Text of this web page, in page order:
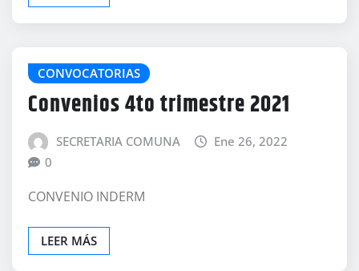
CONVOCATORIAS
Convenios 4to trimestre 2021
SECRETARIA COMUNA
Ene 26, 2022
0
CONVENIO INDERM
LEER MÁS